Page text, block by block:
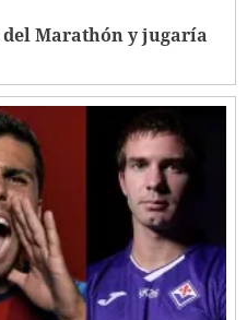
del Marathón y jugaría